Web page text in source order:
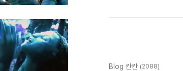
Blog 칸칸 (2088)